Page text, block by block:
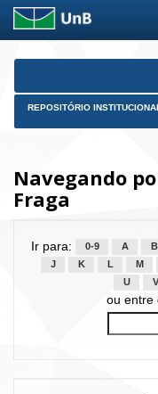
Skip
REPOSITÓRIO
Navegando
Fraga
Ir para: 0-9 A B
J
K L M
U
V
ou entre